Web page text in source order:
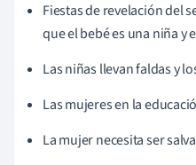
Fiestas de revelación del
que el bebé es una niña y
Las niñas llevan faldas y
Las mujeres en la
La mujer necesita ser